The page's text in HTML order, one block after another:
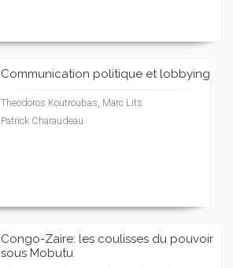
Communication politique et lobbying
Theodoros Koutroubas, Marc Lits
Patrick Charaudeau
Congo-Zaire: les coulisses du pouvoir
sous Mobutu